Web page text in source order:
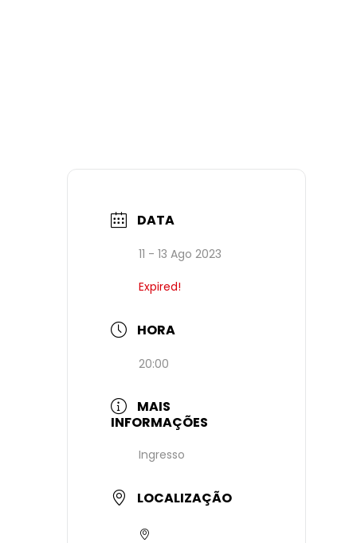
DATA
11 - 13 Ago 2023
Expired!
HORA
20:00
MAIS
INFORMAÇÕES
Ingresso
LOCALIZAÇÃO